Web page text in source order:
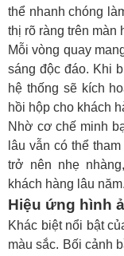
thể nhanh chóng
thị rõ ràng trên màn
Mỗi vòng quay
sáng độc đáo. Khi
hệ thống sẽ kích
hồi hộp cho khách
Nhờ cơ chế minh
lâu vẫn có thể
trở nên nhẹ
khách hàng lâu năm.
Hiệu ứng hình
Khác biệt nổi bật
màu sắc. Bối cảnh